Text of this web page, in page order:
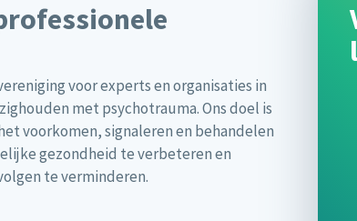
voor experts en organisaties in
met psychotrauma. Ons doel is
voorkomen, signaleren en behandelen
gezondheid te verbeteren en
te verminderen.